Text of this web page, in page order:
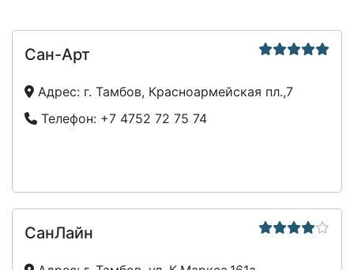
Сан-Арт
Адрес: г. Тамбов, Красноармейская пл.,7
Телефон: +7 4752 72 75 74
СанЛайн